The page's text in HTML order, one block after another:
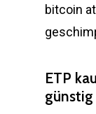
bitcoin
ETP